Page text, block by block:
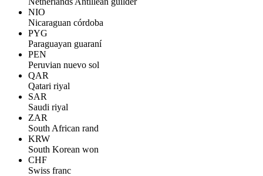
NIO
Nicaraguan córdoba
PYG
Paraguayan guaraní
PEN
Peruvian nuevo sol
QAR
Qatari riyal
SAR
Saudi riyal
ZAR
South African rand
KRW
South Korean won
CHF
Swiss franc